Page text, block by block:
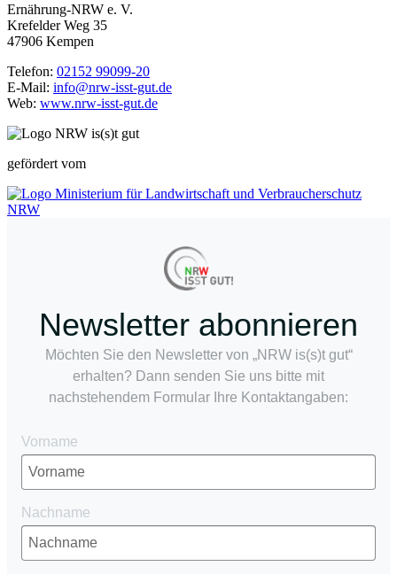
Ernährung-NRW e. V.
Krefelder Weg 35
47906 Kempen
Telefon: 02152 99099-20
E-Mail: info@nrw-isst-gut.de
Web: www.nrw-isst-gut.de
gefördert vom
Newsletter abonnieren
Möchten Sie den Newsletter von „NRW is(s)t gut“
erhalten? Dann senden Sie uns bitte mit
nachstehendem Formular Ihre Kontaktangaben:
Vorname
Nachname